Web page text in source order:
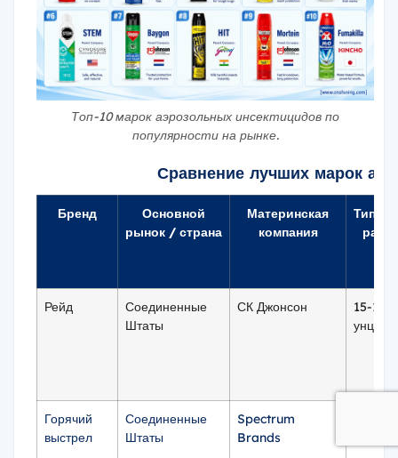
Топ-10 марок аэрозольных инсектицидов по
популярности на рынке.
Сравнение лучших марок
Бренд
Основной
рынок / страна
Материнская
компания
Рейд
Соединенные
Штаты
СК Джонсон
15-18
унций
Горячий
выстрел
Соединенные
Штаты
Spectrum
Brands